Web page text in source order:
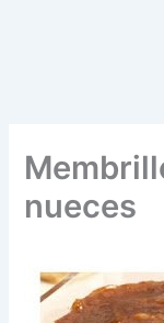
nueces